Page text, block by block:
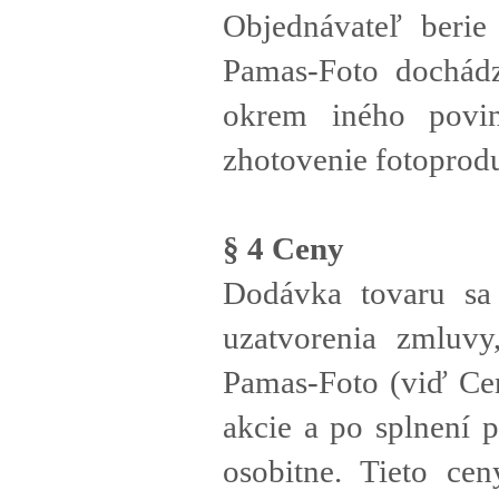
Objednávateľ
Pamas-Foto
okrem iného
zhotovenie
§ 4 Ceny
Dodávka tovaru
uzatvorenia
Pamas-Foto (viď
akcie a po splnení
osobitne. Tieto